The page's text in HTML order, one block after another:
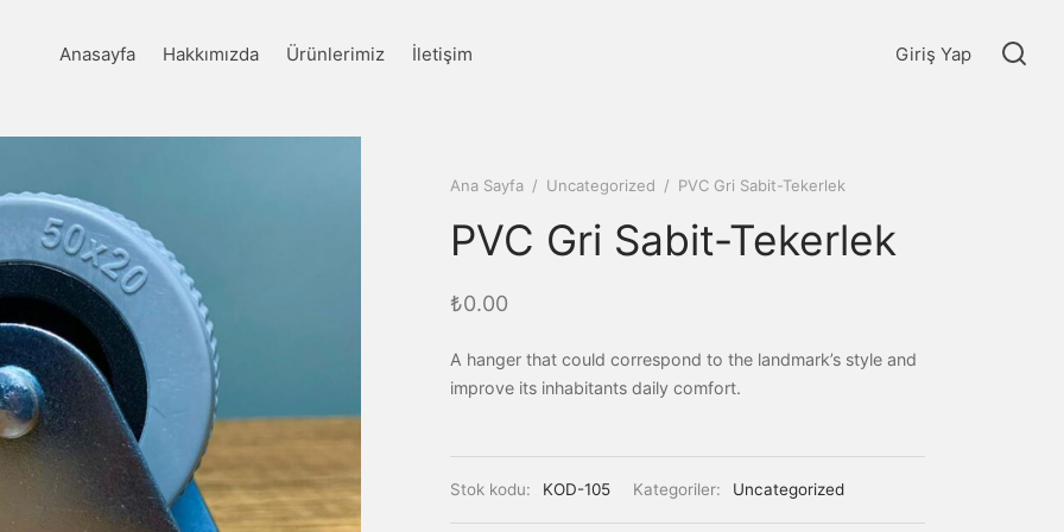
Anasayfa Hakkımızda Ürünlerimiz İletişim Giriş Yap
Ana Sayfa / Uncategorized / PVC Gri Sabit-Tekerlek
PVC Gri Sabit-Tekerlek
₺0.00
A hanger that could correspond to the landmark’s style and
improve its inhabitants daily comfort.
Stok kodu: KOD-105 Kategoriler: Uncategorized